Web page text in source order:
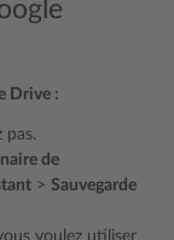
Drive :
pas.
de
> Sauvegarde
voulez utiliser